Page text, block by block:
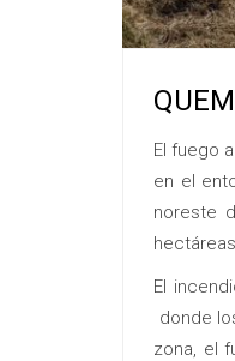
El fuego
en el
noreste
El
donde
zona, el